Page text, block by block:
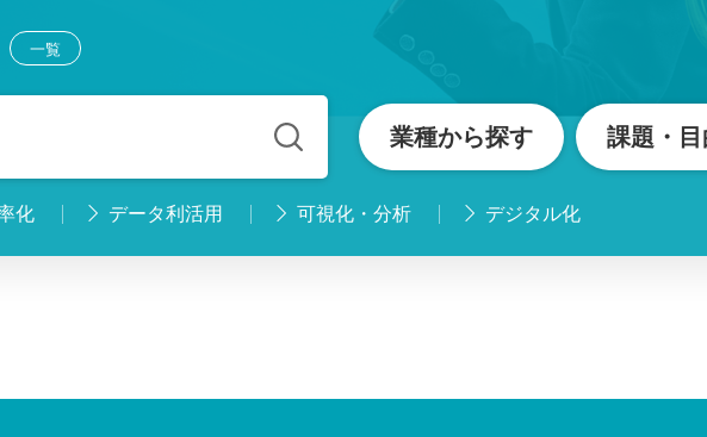
一覧
業種から探す 課題・目
化 データ利活用 可視化・分析 デジタル化